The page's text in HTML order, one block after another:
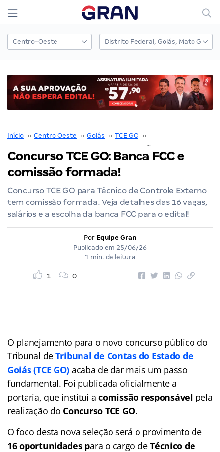
Início ›› Centro Oeste ›› Goiás ›› TCE GO ››
Concurso TCE GO: Banca FCC e
comissão formada!
Concurso TCE GO para Técnico de Controle Externo
tem comissão formada. Veja detalhes das 16 vagas,
salários e a escolha da banca FCC para o edital!
Por Equipe Gran
Publicado em 25/06/26
1 min. de leitura
1 0
O planejamento para o novo concurso público do
Tribunal de Tribunal de Contas do Estado de
Goiás (TCE GO) acaba de dar mais um passo
fundamental. Foi publicada oficialmente a
portaria, que institui acomissão responsável pela
realização do Concurso TCE GO.
O foco desta nova seleção será o provimento de
16 oportunidades para o cargo deTécnico de